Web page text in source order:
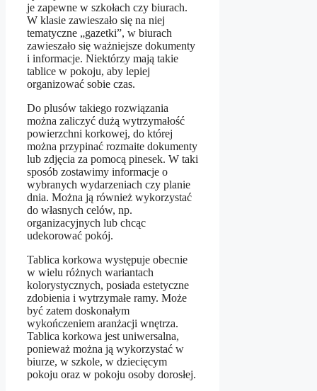
je zapewne w szkołach czy biurach.
W klasie zawieszało się na niej
tematyczne „gazetki”, w biurach
zawieszało się ważniejsze dokumenty
i informacje. Niektórzy mają takie
tablice w pokoju, aby lepiej
organizować sobie czas.
Do plusów takiego rozwiązania
można zaliczyć dużą wytrzymałość
powierzchni korkowej, do której
można przypinać rozmaite dokumenty
lub zdjęcia za pomocą pinesek. W taki
sposób zostawimy informacje o
wybranych wydarzeniach czy planie
dnia. Można ją również wykorzystać
do własnych celów, np.
organizacyjnych lub chcąc
udekorować pokój.
Tablica korkowa występuje obecnie
w wielu różnych wariantach
kolorystycznych, posiada estetyczne
zdobienia i wytrzymałe ramy. Może
być zatem doskonałym
wykończeniem aranżacji wnętrza.
Tablica korkowa jest uniwersalna,
ponieważ można ją wykorzystać w
biurze, w szkole, w dziecięcym
pokoju oraz w pokoju osoby dorosłej.